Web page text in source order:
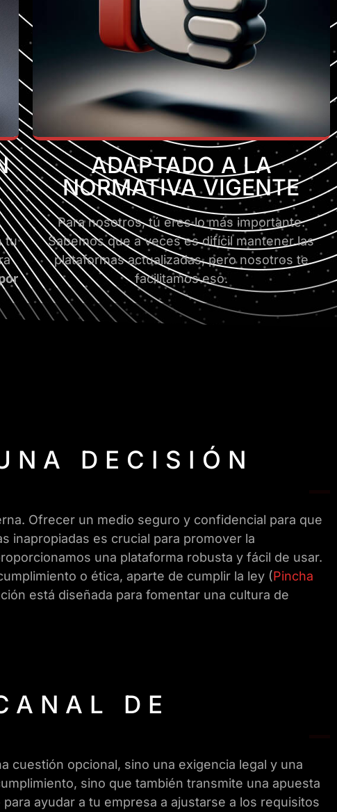
tu
ADAPTADO A LA
NORMATIVA VIGENTE
Para nosotros, tú eres lo más importante.
Sabemos que a veces es difícil mantener las
plataformas actualizadas, pero nosotros te
facilitamos eso.
DECISIÓN
Ofrecer un medio seguro y confidencial para que
inapropiadas es crucial para promover la
una plataforma robusta y fácil de usar.
o ética, aparte de cumplir la ley (Pincha
está diseñada para fomentar una cultura de
DE
cuestión opcional, sino una exigencia legal y una
sino que también transmite una apuesta
ayudar a tu empresa a ajustarse a los requisitos